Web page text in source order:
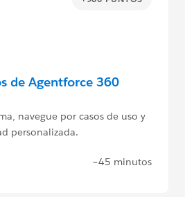
de Agentforce 360
navegue por casos de uso y
personalizada.
~45 minutos